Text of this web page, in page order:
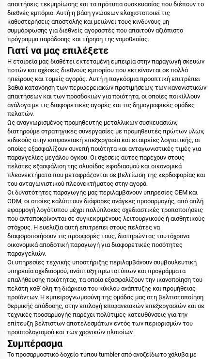
απαιτήσεις τεκμηρίωσης και τα πρότυπα συσκευασίας που διέπουν το
διεθνές εμπόριο. Αυτή η βάση γνώσεων ελαχιστοποιεί τις
καθυστερήσεις αποστολής και μειώνει τους κινδύνους μη
συμμόρφωσης για διεθνείς αγοραστές που απαιτούν αξιόπιστο
πρόγραμμα παράδοσης και τήρηση της νομοθεσίας.
Γιατί να μας επιλέξετε
Η εταιρεία μας διαθέτει εκτεταμένη εμπειρία στην παραγωγή σκευών
ποτών και σχέσεις διεθνούς εμπορίου που εκτείνονται σε πολλά
ηπείρους και τομείς αγοράς. Αυτή η παγκόσμια προοπτική επιτρέπει
βαθιά κατανόηση των περιφερειακών προτιμήσεων, των κανονιστικών
απαιτήσεων και των προσδοκιών για ποιότητα, οι οποίες ποικίλλουν
ανάλογα με τις διαφορετικές αγορές και τις δημογραφικές ομάδες
πελατών.
Ως αναγνωρισμένος προμηθευτής μεταλλικών συσκευασιών,
διατηρούμε στρατηγικές συνεργασίες με προμηθευτές πρώτων υλών,
ειδικούς στην επιφανειακή επεξεργασία και εταιρείες λογιστικής, οι
οποίες εξασφαλίζουν συνεπή ποιότητα και ανταγωνιστικές τιμές για
παραγγελίες μεγάλου όγκου. Οι σχέσεις αυτές παρέχουν στους
πελάτες εξασφάλιση της αλυσίδας εφοδιασμού και οικονομικά
πλεονεκτήματα που μεταφράζονται σε βελτίωση της κερδοφορίας και
του ανταγωνιστικού πλεονεκτήματος στην αγορά.
Οι δυνατότητες παραγωγής μας περιλαμβάνουν υπηρεσίες OEM και
ODM, οι οποίες καλύπτουν διάφορες ανάγκες προσαρμογής, από απλή
εφαρμογή λογότυπου μέχρι πολύπλοκες σχεδιαστικές τροποποιήσεις
που ανταποκρίνονται σε συγκεκριμένους λειτουργικούς ή αισθητικούς
στόχους. Η ευελιξία αυτή επιτρέπει στους πελάτες να
διαφοροποιήσουν τις προσφορές τους, διατηρώντας ταυτόχρονα
οικονομικά αποδοτική παραγωγή για διαφορετικές ποσότητες
παραγγελιών.
Οι υπηρεσίες τεχνικής υποστήριξης περιλαμβάνουν συμβουλευτική
υπηρεσία σχεδιασμού, ανάπτυξη πρωτοτύπων και προγράμματα
επαλήθευσης ποιότητας, τα οποία εξασφαλίζουν την ικανοποίηση του
πελάτη καθ' όλη τη διάρκεια του κύκλου ανάπτυξης και προμήθειας
προϊόντων. Η εμπειρογνωμοσύνη της ομάδας μας στη βελτιστοποίηση
θερμικής απόδοσης, στην επιλογή επιφανειακών επεξεργασιών και σε
τεχνικές προσαρμογής παρέχει πολύτιμες κατευθύνσεις για την
επίτευξη βέλτιστων αποτελεσμάτων εντός των περιορισμών του
προϋπολογισμού και των χρονικών πλαισίων.
Συμπέρασμα
Το προσαρμοστικό δοχείο τύπου tumbler από ανοξείδωτο χάλυβα με